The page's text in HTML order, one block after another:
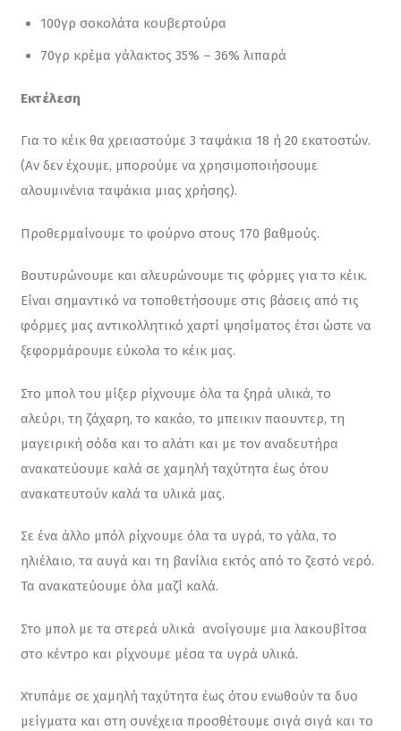
100γρ σοκολάτα κουβερτούρα
70γρ κρέμα γάλακτος 35% – 36% λιπαρά
Εκτέλεση
Για το κέικ θα χρειαστούμε 3 ταψάκια 18 ή 20 εκατοστών.
(Αν δεν έχουμε, μπορούμε να χρησιμοποιήσουμε
αλουμινένια ταψάκια μιας χρήσης).
Προθερμαίνουμε το φούρνο στους 170 βαθμούς.
Βουτυρώνουμε και αλευρώνουμε τις φόρμες για το κέικ.
Είναι σημαντικό να τοποθετήσουμε στις βάσεις από τις
φόρμες μας αντικολλητικό χαρτί ψησίματος έτσι ώστε να
ξεφορμάρουμε εύκολα το κέικ μας.
Στο μπολ του μίξερ ρίχνουμε όλα τα ξηρά υλικά, το
αλεύρι, τη ζάχαρη, το κακάο, το μπεικιν παουντερ, τη
μαγειρική σόδα και το αλάτι και με τον αναδευτήρα
ανακατεύουμε καλά σε χαμηλή ταχύτητα έως ότου
ανακατευτούν καλά τα υλικά μας.
Σε ένα άλλο μπόλ ρίχνουμε όλα τα υγρά, το γάλα, το
ηλιέλαιο, τα αυγά και τη βανίλια εκτός από το ζεστό νερό.
Τα ανακατεύουμε όλα μαζί καλά.
Στο μπολ με τα στερεά υλικά  ανοίγουμε μια λακουβίτσα
στο κέντρο και ρίχνουμε μέσα τα υγρά υλικά.
Χτυπάμε σε χαμηλή ταχύτητα έως ότου ενωθούν τα δυο
μείγματα και στη συνέχεια προσθέτουμε σιγά σιγά και το